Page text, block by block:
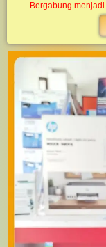
Bergabung menjadi